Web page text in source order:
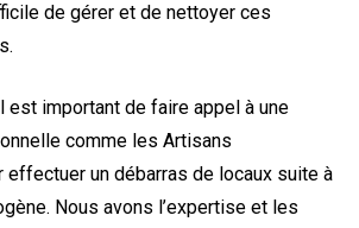
de gérer et de nettoyer ces
est important de faire appel à une
comme les Artisans
effectuer un débarras de locaux suite à
Nous avons l’expertise et les